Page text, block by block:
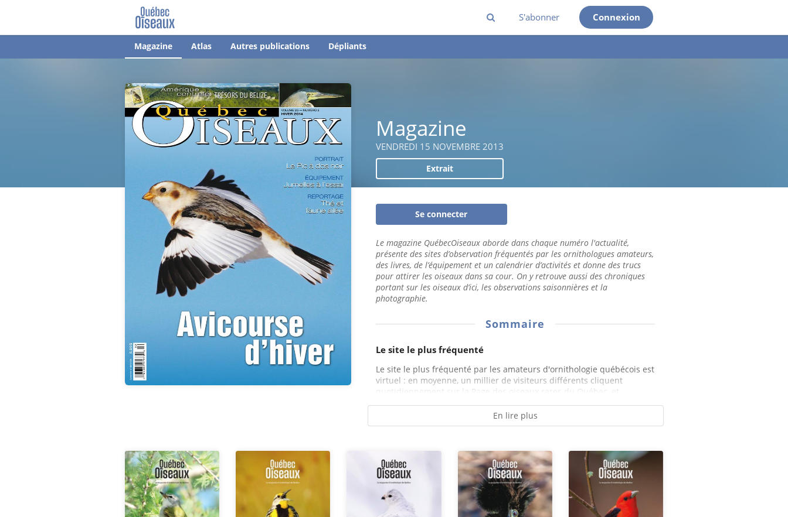
S'abonner Connexion
Magazine Atlas Autres publications Dépliants
Magazine
VENDREDI 15 NOVEMBRE 2013
Extrait
Se connecter
Le magazine QuébecOiseaux aborde dans chaque numéro l'actualité,
présente des sites d’observation fréquentés par les ornithologues amateurs,
des livres, de l’équipement et un calendrier d’activités et donne des trucs
pour attirer les oiseaux dans sa cour. On y retrouve aussi des chroniques
portant sur les oiseaux d’ici, les observations saisonnières et la
photographie.
Sommaire
Le site le plus fréquenté
Le site le plus fréquenté par les amateurs d'ornithologie québécois est
virtuel : en moyenne, un millier de visiteurs différents cliquent
quotidiennement sur la Page des oiseaux rares du Québec, et...
En lire plus